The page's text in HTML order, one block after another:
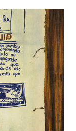
Elba, Elbrasil, há
fibra por fibra
Puder (Part.
Grande 05.
no Meu
09.
Baixar: 90 MB -